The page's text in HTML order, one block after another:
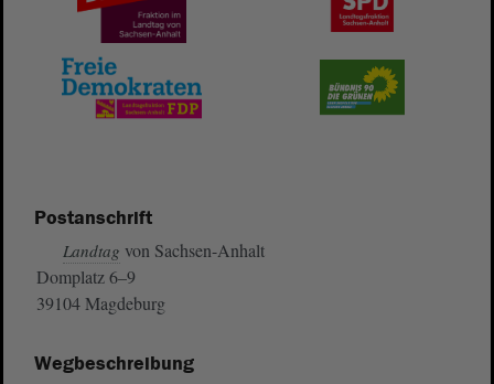
Postanschrift
Landtag von Sachsen-Anhalt
Domplatz 6–9
39104 Magdeburg
Wegbeschreibung